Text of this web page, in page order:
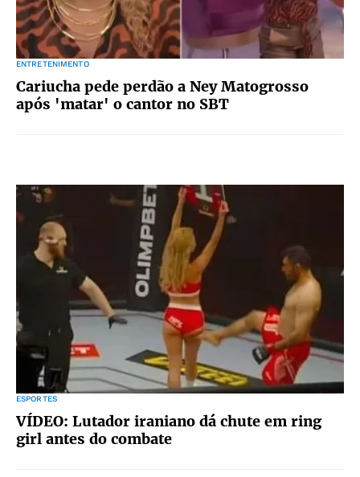
ENTRETENIMENTO
Cariucha pede perdão a Ney Matogrosso
após 'matar' o cantor no SBT
ESPORTES
VÍDEO: Lutador iraniano dá chute em ring
girl antes do combate